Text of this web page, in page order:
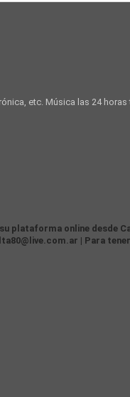
etc. Música las 24
plataforma online desde
| Para